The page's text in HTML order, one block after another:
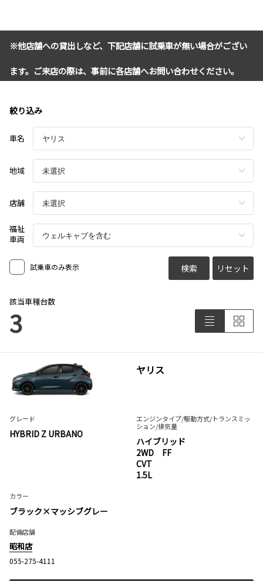
※他店舗への貸出しなど、下記店舗に試乗車が無い場合がござい
ます。ご来店の際は、事前に各店舗へお問い合わせください。
絞り込み
車名
地域
店舗
福祉
車両
試乗車のみ表示 検索 リセット
該当車種台数
3
ヤリス
グレード
HYBRID Z URBANO
エンジンタイプ/駆動方式/トランスミッ
ション/排気量
ハイブリッド
2WD FF
CVT
1.5L
カラー
ブラック×マッシブグレー
配備店舗
昭和店
055-275-4111